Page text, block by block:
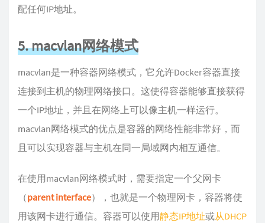
配任何IP地址。
5. macvlan网络模式
macvlan是一种容器网络模式，它允许Docker容器直接
连接到主机的物理网络接口。这使得容器能够直接获得
一个IP地址，并且在网络上可以像主机一样运行。
macvlan网络模式的优点是容器的网络性能非常好，而
且可以实现容器与主机在同一局域网内相互通信。
在使用macvlan网络模式时，需要指定一个父网卡
（parent interface），也就是一个物理网卡，容器将使
用该网卡进行通信。容器可以使用静态IP地址或从DHCP